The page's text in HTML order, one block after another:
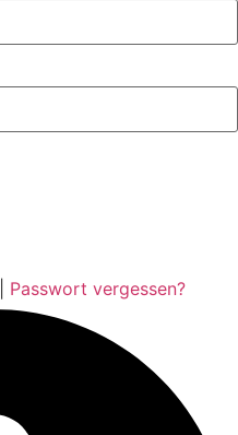
Passwort vergessen?